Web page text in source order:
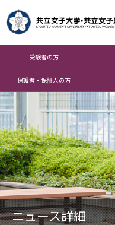
受験者の方
保護者・保証人の方
ニュース詳細